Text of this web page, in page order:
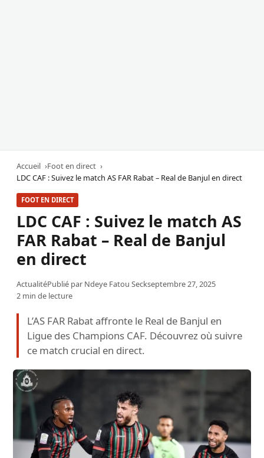
Accueil
Foot en direct
LDC CAF : Suivez le match AS FAR Rabat – Real de Banjul en direct
FOOT EN DIRECT
LDC CAF : Suivez le match AS
FAR Rabat – Real de Banjul
en direct
ActualitéPublié par Ndeye Fatou Seckseptembre 27, 2025
2 min de lecture
L’AS FAR Rabat affronte le Real de Banjul en
Ligue des Champions CAF. Découvrez où suivre
ce match crucial en direct.